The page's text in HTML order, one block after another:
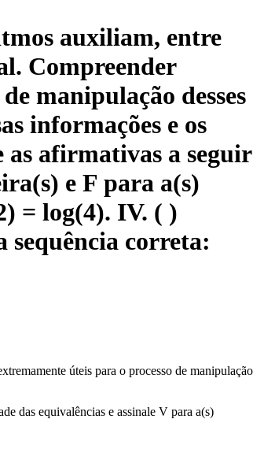
auxiliam, entre
Compreender
manipulação desses
informações e os
as afirmativas a seguir
e F para a(s)
= log(4). IV. ( )
sequência correta:
úteis para o processo de manipulação
das equivalências e assinale V para a(s)